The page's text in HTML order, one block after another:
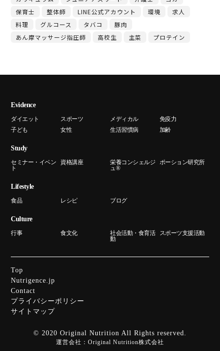
保育士
整体師 LINE公式アカウント 環境
求人
料理
グルコース タバコ
豚肉
あん摩マッサージ指圧師
高校生 主菜 プロテイン
Evidence
ダイエット スポーツ メディカル
免疫力
子ども
女性 生活習慣病 加齢
Study
セミナー・イベン
ト
資格講座
栄養コンシェルジ
ュ®
ポーション研究所
Lifestyle
食品 レシピ ブログ
Culture
行事 食文化
社会活動・食育活
動
スポーツ支援活動
Top
Nutrigence.jp
Contact
プライバシーポリシー
サイトマップ
© 2020 Original Nutrition All Rights reserved.
運営会社： Original Nutrition株式会社